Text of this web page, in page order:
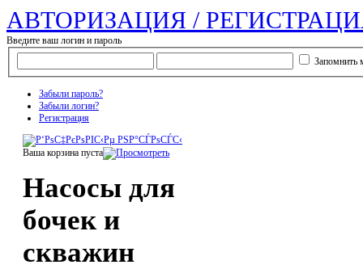
АВТОРИЗАЦИЯ /
Введите ваш логин и пароль
Запомнить
Забыли пароль?
Забыли логин?
Регистрация
Ваша корзина пуста
Насосы для
бочек и
скважин